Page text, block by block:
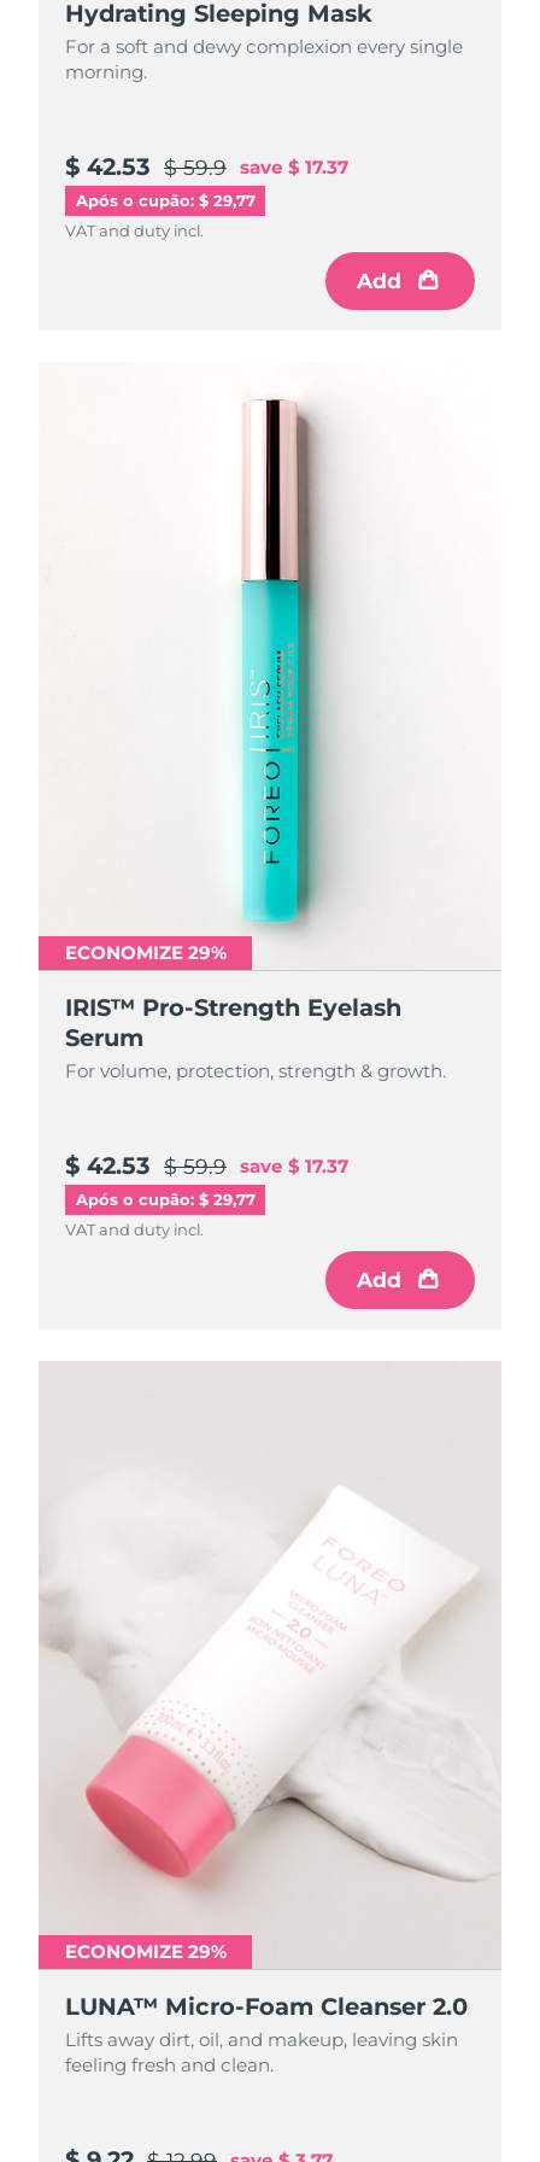
Hydrating Sleeping Mask
For a soft and dewy complexion every single
morning.
$ 42.53 $ 59.9 save $ 17.37
Após o cupão: $ 29,77
VAT and duty incl.
Add
ECONOMIZE 29%
IRIS™ Pro-Strength Eyelash
Serum
For volume, protection, strength & growth.
$ 42.53 $ 59.9 save $ 17.37
Após o cupão: $ 29,77
VAT and duty incl.
Add
ECONOMIZE 29%
LUNA™ Micro-Foam Cleanser 2.0
Lifts away dirt, oil, and makeup, leaving skin
feeling fresh and clean.
ECONOMIZE 29%
LUNA™ Micro-Foam Cleanser 2.0
Lifts away dirt, oil, and makeup, leaving skin
feeling fresh and clean.